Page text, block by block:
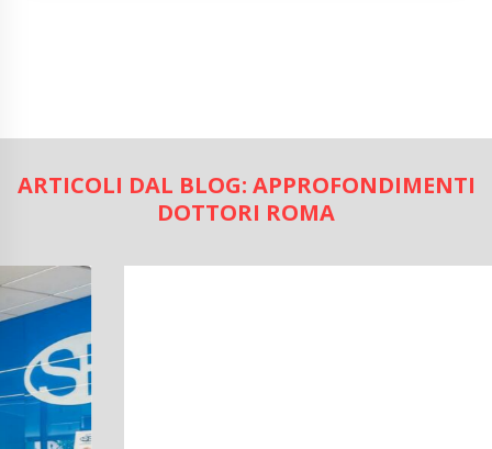
ARTICOLI DAL BLOG: APPROFONDIMENTI
DOTTORI ROMA